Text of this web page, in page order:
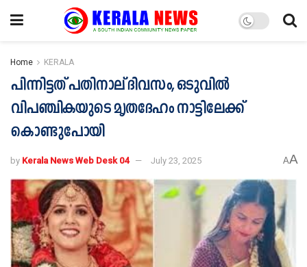
Home KERALA
പിന്നിട്ടത് പതിനാല് ദിവസം, ഒടുവിൽ
വിപഞ്ചികയു‌ടെ മൃതദേഹം നാട്ടിലേക്ക്
കൊണ്ടുപോയി
by Kerala News Web Desk 04 July 23, 2025 AA